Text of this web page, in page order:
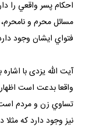
احکام پسر واقعي را
مسائل محرم و
فتواي ايشان وجود
آیت الله یزدی با
واقعا بدعت است
تساوي زن و مردم است
نيز وجود دارد که